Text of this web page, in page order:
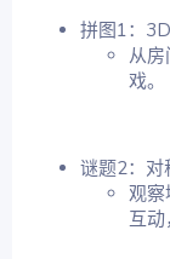
拼图1：
从
戏。
谜题2：对
观察
互动